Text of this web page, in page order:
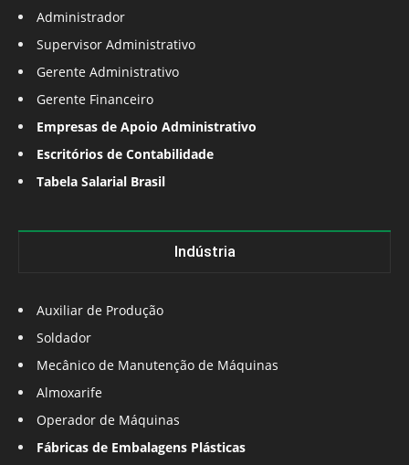
Administrador
Supervisor Administrativo
Gerente Administrativo
Gerente Financeiro
Empresas de Apoio Administrativo
Escritórios de Contabilidade
Tabela Salarial Brasil
Indústria
Auxiliar de Produção
Soldador
Mecânico de Manutenção de Máquinas
Almoxarife
Operador de Máquinas
Fábricas de Embalagens Plásticas